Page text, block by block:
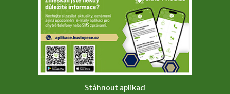
Stáhnout aplikaci